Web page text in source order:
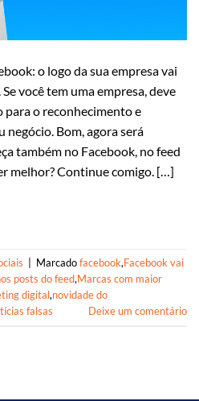
o logo da sua empresa vai
você tem uma empresa, deve
para o reconhecimento e
negócio. Bom, agora será
também no Facebook, no feed
melhor? Continue comigo. […]
Marcadofacebook,Facebook vai
posts do feed,Marcas com maior
digital,novidade do
falsas Deixe um comentário